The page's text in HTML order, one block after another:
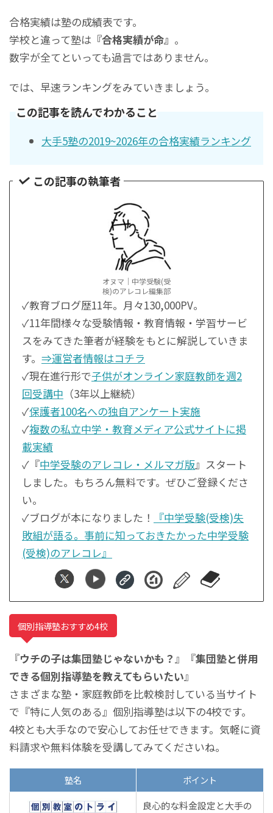
合格実績は塾の成績表です。
学校と違って塾は 『合格実績が命』 。
数字が全てといっても過言ではありません。
では、早速ランキングをみていきましょう。
この記事を読んでわかること
大手5塾の2019~2026年の合格実績ランキング
この記事の執筆者
オヌマ｜中学受験(受
検)のアレコレ編集部
✓教育ブログ歴11年。月々130,000PV。
✓11年間様々な受験情報・教育情報・学習サービ
スをみてきた筆者が経験をもとに解説していきま
す。 ⇒運営者情報はコチラ
✓現在進行形で子供がオンライン家庭教師を週2
回受講中 （3年以上継続）
✓保護者100名への独自アンケート実施
✓複数の私立中学・教育メディア公式サイトに掲
載実績
✓『中学受験のアレコレ・メルマガ版』スタート
しました。もちろん無料です。ぜひご登録くださ
い。
✓ブログが本になりました！
『中学受験(受検)失
敗組が語る。事前に知っておきたかった中学受験
(受検)のアレコレ』
個別指導塾おすすめ4校
『ウチの子は集団塾じゃないかも？』『集団塾と併用
できる個別指導塾を教えてもらいたい』
さまざまな塾・家庭教師を比較検討している当サイト
で『特に人気のある』個別指導塾は以下の4校です。
4校とも大手なので安心してお任せできます。気軽に資
料請求や無料体験を受講してみてくださいね。
塾名 ポイント
良心的な料金設定と大手の